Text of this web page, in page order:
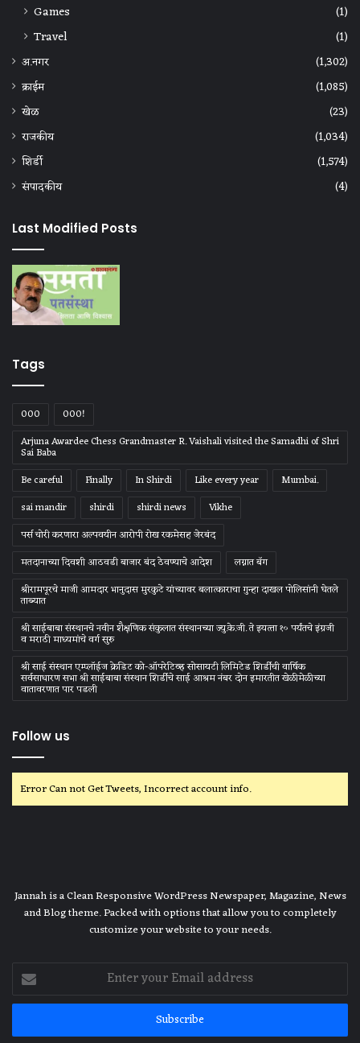
Games
(1)
Travel
(1)
अ.नगर
(1,302)
क्राईम
(1,085)
खेळ
(23)
राजकीय
(1,034)
शिर्डी
(1,574)
संपादकीय
(4)
Last Modified Posts
Tags
000
000!
Arjuna Awardee Chess Grandmaster R. Vaishali visited the Samadhi of Shri
Sai Baba
Be careful
Finally In Shirdi Like every year
Mumbai.
sai mandir
shirdi shirdi news
Vikhe
पर्स चोरी करणारा अल्पवयीन आरोपी रोख रकमेसह जेरबंद
मतदानाच्या दिवशी आठवडी बाजार बंद ठेवण्याचे आदेश
लग्नात बॅग
श्रीरामपूरचे माजी आमदार भानुदास मुरकुटे यांच्यावर बलात्काराचा गुन्हा दाखल पोलिसांनी घेतले
ताब्यात
श्री साईबाबा संस्‍थानचे नवीन शैक्षणिक संकुलात संस्‍थानच्‍या ज्‍यु.के.जी. ते इयत्‍ता १० पर्यंतचे इंग्रजी
व मराठी माध्‍यमांचे वर्ग सुरु
श्री साई संस्थान एम्प्लॉईज क्रेडिट को-ऑपरेटिव्ह सोसायटी लिमिटेड शिर्डीची वार्षिक
सर्वसाधारण सभा श्री साईबाबा संस्थान शिर्डीचे साई आश्रम नंबर दोन इमारतीत खेळीमेळीच्या
वातावरणात पार पडली
Follow us
Error Can not Get Tweets, Incorrect account info.
Jannah is a Clean Responsive WordPress Newspaper, Magazine, News
and Blog theme. Packed with options that allow you to completely
customize your website to your needs.
Enter
your
Email